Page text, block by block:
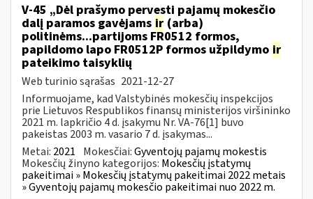
V-45 „Dėl prašymo pervesti pajamų mokesčio
dalį paramos gavėjams ir (arba)
politinėms...partijoms FR0512 formos,
papildomo lapo FR0512P formos užpildymo ir
pateikimo taisyklių
Web turinio sąrašas 2021-12-27
Informuojame, kad Valstybinės mokesčių inspekcijos
prie Lietuvos Respublikos finansų ministerijos viršininko
2021 m. lapkričio 4 d. įsakymu Nr. VA-76[1] buvo
pakeistas 2003 m. vasario 7 d. įsakymas...
Metai: 2021 Mokesčiai:Gyventojų pajamų mokestis
Mokesčių žinyno kategorijos: Mokesčių įstatymų
pakeitimai » Mokesčių įstatymų pakeitimai 2022 metais
» Gyventojų pajamų mokesčio pakeitimai nuo 2022 m.